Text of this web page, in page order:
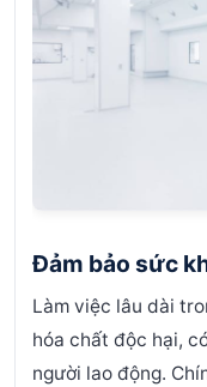
Đảm bảo sức
Làm việc lâu dài
hóa chất độc hại,
người lao động.